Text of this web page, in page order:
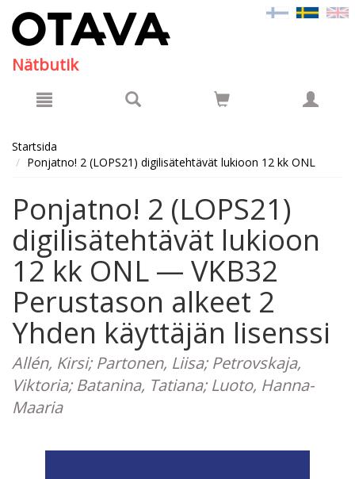
Nätbutik
Startsida
Ponjatno! 2 (LOPS21) digilisätehtävät lukioon 12 kk ONL
Ponjatno! 2 (LOPS21)
digilisätehtävät lukioon
12 kk ONL — VKB32
Perustason alkeet 2
Yhden käyttäjän lisenssi
Allén, Kirsi; Partonen, Liisa; Petrovskaja,
Viktoria; Batanina, Tatiana; Luoto, Hanna-
Maaria